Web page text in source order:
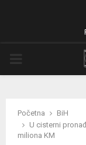
Početna
BiH
U cisterni
miliona KM